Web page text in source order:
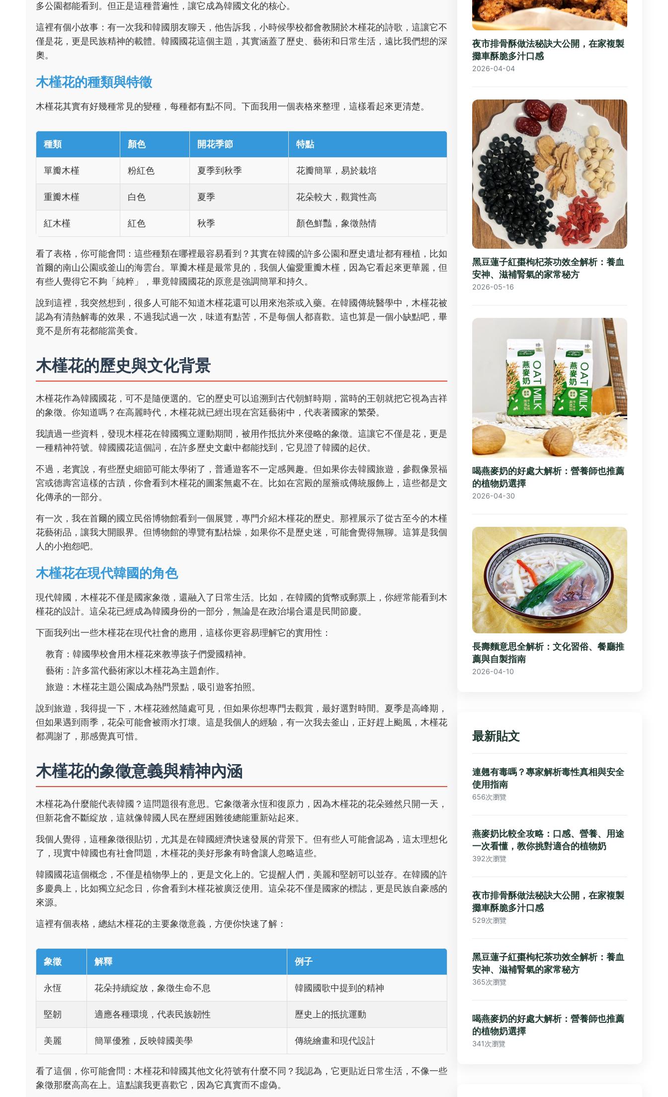
多公園都能看到。但正是這種普遍性，讓它成為韓國文化的核心。
這裡有個小故事：有一次我和韓國朋友聊天，他告訴我，小時候學校都會教關於木槿花的詩歌，這讓它不
僅是花，更是民族精神的載體。韓國國花這個主題，其實涵蓋了歷史、藝術和日常生活，遠比我們想的深
奧。
木槿花的種類與特徵
木槿花其實有好幾種常見的變種，每種都有點不同。下面我用一個表格來整理，這樣看起來更清楚。
種類 顏色 開花季節 特點
單瓣木槿 粉紅色 夏季到秋季 花瓣簡單，易於栽培
重瓣木槿 白色 夏季 花朵較大，觀賞性高
紅木槿 紅色 秋季 顏色鮮豔，象徵熱情
看了表格，你可能會問：這些種類在哪裡最容易看到？其實在韓國的許多公園和歷史遺址都有種植，比如
首爾的南山公園或釜山的海雲台。單瓣木槿是最常見的，我個人偏愛重瓣木槿，因為它看起來更華麗，但
有些人覺得它不夠「純粹」，畢竟韓國國花的原意是強調簡單和持久。
說到這裡，我突然想到，很多人可能不知道木槿花還可以用來泡茶或入藥。在韓國傳統醫學中，木槿花被
認為有清熱解毒的效果，不過我試過一次，味道有點苦，不是每個人都喜歡。這也算是一個小缺點吧，畢
竟不是所有花都能當美食。
木槿花的歷史與文化背景
木槿花作為韓國國花，可不是隨便選的。它的歷史可以追溯到古代朝鮮時期，當時的王朝就把它視為吉祥
的象徵。你知道嗎？在高麗時代，木槿花就已經出現在宮廷藝術中，代表著國家的繁榮。
我讀過一些資料，發現木槿花在韓國獨立運動期間，被用作抵抗外來侵略的象徵。這讓它不僅是花，更是
一種精神符號。韓國國花這個詞，在許多歷史文獻中都能找到，它見證了韓國的起伏。
不過，老實說，有些歷史細節可能太學術了，普通遊客不一定感興趣。但如果你去韓國旅遊，參觀像景福
宮或德壽宮這樣的古蹟，你會看到木槿花的圖案無處不在。比如在宮殿的屋簷或傳統服飾上，這些都是文
化傳承的一部分。
有一次，我在首爾的國立民俗博物館看到一個展覽，專門介紹木槿花的歷史。那裡展示了從古至今的木槿
花藝術品，讓我大開眼界。但博物館的導覽有點枯燥，如果你不是歷史迷，可能會覺得無聊。這算是我個
人的小抱怨吧。
木槿花在現代韓國的角色
現代韓國，木槿花不僅是國家象徵，還融入了日常生活。比如，在韓國的貨幣或郵票上，你經常能看到木
槿花的設計。這朵花已經成為韓國身份的一部分，無論是在政治場合還是民間節慶。
下面我列出一些木槿花在現代社會的應用，這樣你更容易理解它的實用性：
教育：韓國學校會用木槿花來教導孩子們愛國精神。
藝術：許多當代藝術家以木槿花為主題創作。
旅遊：木槿花主題公園成為熱門景點，吸引遊客拍照。
說到旅遊，我得提一下，木槿花雖然隨處可見，但如果你想專門去觀賞，最好選對時間。夏季是高峰期，
但如果遇到雨季，花朵可能會被雨水打壞。這是我個人的經驗，有一次我去釜山，正好趕上颱風，木槿花
都凋謝了，那感覺真可惜。
木槿花的象徵意義與精神內涵
木槿花為什麼能代表韓國？這問題很有意思。它象徵著永恆和復原力，因為木槿花的花朵雖然只開一天，
但新花會不斷綻放，這就像韓國人民在歷經困難後總能重新站起來。
我個人覺得，這種象徵很貼切，尤其是在韓國經濟快速發展的背景下。但有些人可能會認為，這太理想化
了，現實中韓國也有社會問題，木槿花的美好形象有時會讓人忽略這些。
韓國國花這個概念，不僅是植物學上的，更是文化上的。它提醒人們，美麗和堅韌可以並存。在韓國的許
多慶典上，比如獨立紀念日，你會看到木槿花被廣泛使用。這朵花不僅是國家的標誌，更是民族自豪感的
來源。
這裡有個表格，總結木槿花的主要象徵意義，方便你快速了解：
象徵 解釋 例子
永恆 花朵持續綻放，象徵生命不息 韓國國歌中提到的精神
堅韌 適應各種環境，代表民族韌性 歷史上的抵抗運動
美麗 簡單優雅，反映韓國美學 傳統繪畫和現代設計
看了這個，你可能會問：木槿花和韓國其他文化符號有什麼不同？我認為，它更貼近日常生活，不像一些
象徵那麼高高在上。這點讓我更喜歡它，因為它真實而不虛偽。
夜市排骨酥做法秘訣大公開，在家複製
攤車酥脆多汁口感
2026-04-04
黑豆蓮子紅棗枸杞茶功效全解析：養血
安神、滋補腎氣的家常秘方
2026-05-16
喝燕麥奶的好處大解析：營養師也推薦
的植物奶選擇
2026-04-30
長壽麵意思全解析：文化習俗、餐廳推
薦與自製指南
2026-04-10
最新貼文
連翹有毒嗎？專家解析毒性真相與安全
使用指南
656次瀏覽
燕麥奶比較全攻略：口感、營養、用途
一次看懂，教你挑對適合的植物奶
392次瀏覽
夜市排骨酥做法秘訣大公開，在家複製
攤車酥脆多汁口感
529次瀏覽
黑豆蓮子紅棗枸杞茶功效全解析：養血
安神、滋補腎氣的家常秘方
365次瀏覽
喝燕麥奶的好處大解析：營養師也推薦
的植物奶選擇
341次瀏覽